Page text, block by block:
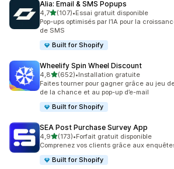
Alia: Email & SMS Popups
4,7étoile(s) sur 5
(107)
107 avis au total
•Essai gratuit disponible
Pop-ups optimisés par l’IA pour la
de SMS
Built for Shopify
Wheelify Spin Wheel Discount
4,8étoile(s) sur 5
(652)
652 avis au total
•Installation gratuite
Faites tourner pour gagner grâce au jeu
de la chance et au pop-up d’e-mail
Built for Shopify
SEA Post Purchase Survey App
4,9étoile(s) sur 5
(173)
173 avis au total
•Forfait gratuit disponible
Comprenez vos clients grâce aux
Built for Shopify